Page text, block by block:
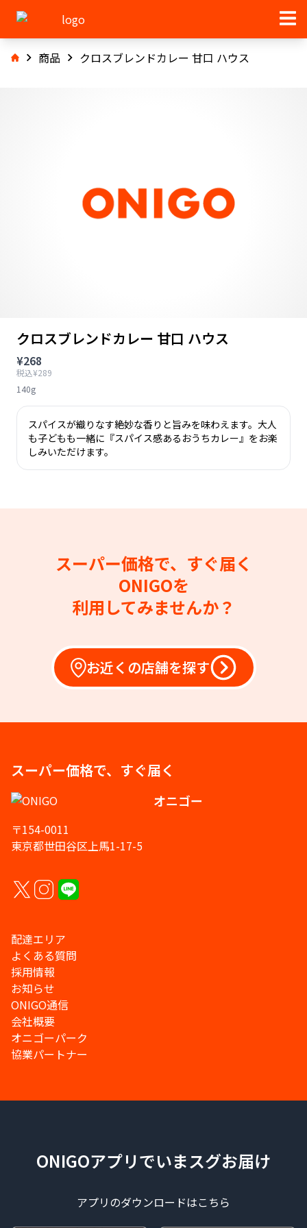
商品 クロスブレンドカレー 甘口 ハウス
クロスブレンドカレー 甘口 ハウス
¥268
税込¥289
140g
スパイスが織りなす絶妙な香りと旨みを味わえます。大人
も子どもも一緒に『スパイス感あるおうちカレー』をお楽
しみいただけます。
スーパー価格で、すぐ届く
ONIGOを
利用してみませんか？
お近くの店舗を探す
スーパー価格で、すぐ届く
オニゴー
〒154-0011
東京都世田谷区上馬1-17-5
配達エリア
よくある質問
採用情報
お知らせ
ONIGO通信
会社概要
オニゴーパーク
協業パートナー
ONIGOアプリでいまスグお届け
アプリのダウンロードはこちら